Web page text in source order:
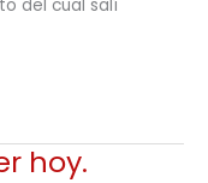
del cual salí
hoy.